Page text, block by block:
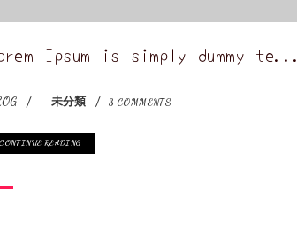
Ipsum is simply dummy te...
未分類 3 COMMENTS
CONTINUE READING